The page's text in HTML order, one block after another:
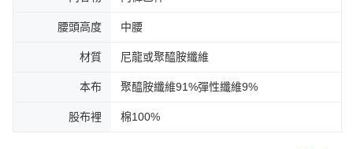
腰頭高度 中腰
材質 尼龍或聚醯胺纖維
本布 聚醯胺纖維91%彈性纖維9%
股布裡 棉100%